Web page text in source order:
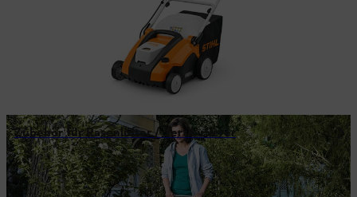
Zubehör für Rasenlüfter / Vertikutierer